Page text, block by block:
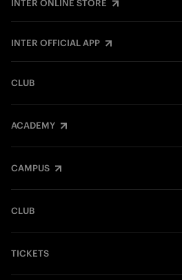
INTER ONLINE STORE
INTER OFFICIAL APP
CLUB
ACADEMY
CAMPUS
CLUB
TICKETS